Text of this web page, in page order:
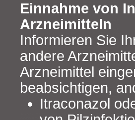
Einnahme von
Arzneimitteln
Informieren Sie
andere
Arzneimittel
beabsichtigen,
Itraconazol